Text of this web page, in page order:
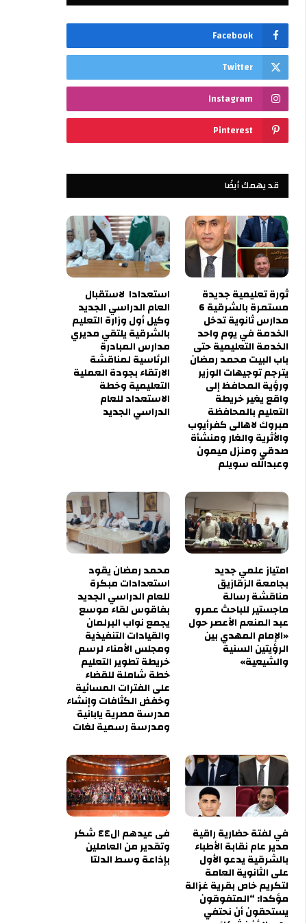
Facebook
Twitter
Instagram
Pinterest
قد يهمك أيضًا
ثورة تعليمية جديدة
مستمرة بالشرقية 6
مدارس ثانوية تدخل
الخدمة في يوم واحد
الخدمة التعليمية حتى
باب البيت محمد رمضان
يترجم توجيهات الوزير
ورؤية المحافظ إلى
واقع يغير خريطة
التعليم بالمحافظة
مبروك لاهالى كفرأيوب
والأثرية والغار ومنشأة
صدقي ومنزل ميمون
وعبدالله سويلم
استعدادا لاستقبال
العام الدراسي الجديد
وكيل أول وزارة التعليم
بالشرقية يلتقي مديري
مدارس المبادرة
الرئاسية لمناقشة
الارتقاء بجودة العملية
التعليمية وخطة
الاستعداد للعام
الدراسي الجديد
امتياز علمي جديد
بجامعة الزقازيق
مناقشة رسالة
ماجستير للباحث عمرو
عبد المنعم الأعصر حول
«الإمام المهدي بين
الرؤيتين السنية
والشيعية»
محمد رمضان يقود
استعدادات مبكرة
للعام الدراسي الجديد
بفاقوس لقاء موسع
يجمع نواب البرلمان
والقيادات التنفيذية
ومجلس الأمناء لرسم
خريطة تطوير التعليم
خطة شاملة للقضاء
على الفترات المسائية
وخفض الكثافات وإنشاء
مدرسة مصرية يابانية
ومدرسة رسمية لغات
في لفتة حضارية راقية
مدير عام نقابة الأطباء
بالشرقية يدعو الأول
على الثانوية العامة
لتكريم خاص بقرية غزالة
مؤكدا: “المتفوقون
يستحقون أن نحتفي
فى عيدهم ال٤٤ شكر
وتقدير من العاملين
بإذاعة وسط الدلتا